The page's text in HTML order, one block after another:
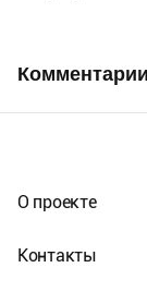
Комментарии
О проекте
Контакты